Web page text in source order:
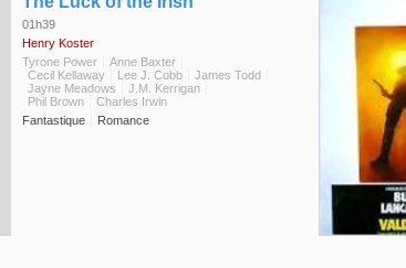
01h39
Henry Koster
Tyrone Power
Anne Baxter
Cecil Kellaway
Lee J. Cobb
James Todd
Jayne Meadows
J.M. Kerrigan
Phil Brown
Charles Irwin
Fantastique
Romance